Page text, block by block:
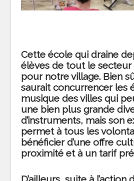
Cette école qui draine
élèves de tout le secteur
pour notre village. Bien
saurait concurrencer les
musique des villes qui
une bien plus grande
d’instruments, mais son
permet à tous les
bénéficier d’une offre
proximité et à un tarif